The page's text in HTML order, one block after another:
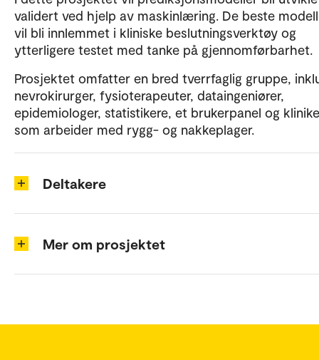
validert ved hjelp av maskinlæring. De beste
vil bli innlemmet i kliniske beslutningsverktøy og
ytterligere testet med tanke på gjennomførbarhet.
Prosjektet omfatter en bred tverrfaglig gruppe,
nevrokirurger, fysioterapeuter, dataingeniører,
epidemiologer, statistikere, et brukerpanel og
som arbeider med rygg- og nakkeplager.
Deltakere
Mer om prosjektet